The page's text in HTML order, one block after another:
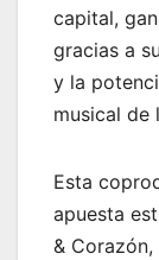
capital,
gracias a
y la
musical de
Esta
apuesta
&